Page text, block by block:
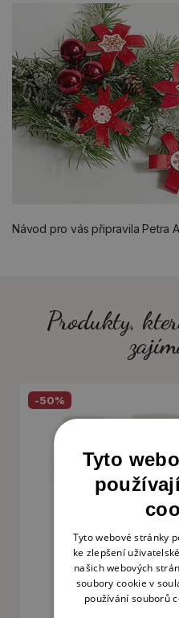
Návod pro vás připravila Petra
Produkty,
-50%
Tyto
Tyto webové stránky
ke zlepšení
našich webových
soubory cookie v
používání souborů